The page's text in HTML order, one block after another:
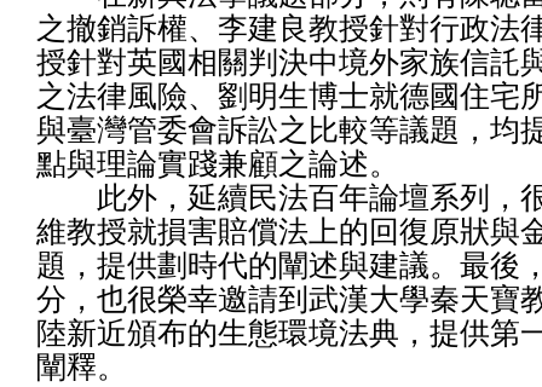
之撤銷訴權、李建良教授針對行政法
授針對英國相關判決中境外家族信託
之法律風險、劉明生博士就德國住宅
與臺灣管委會訴訟之比較等議題，均
點與理論實踐兼顧之論述。
此外，延續民法百年論壇系列，
維教授就損害賠償法上的回復原狀與
題，提供劃時代的闡述與建議。最後
分，也很榮幸邀請到武漢大學秦天寶
陸新近頒布的生態環境法典，提供第
闡釋。